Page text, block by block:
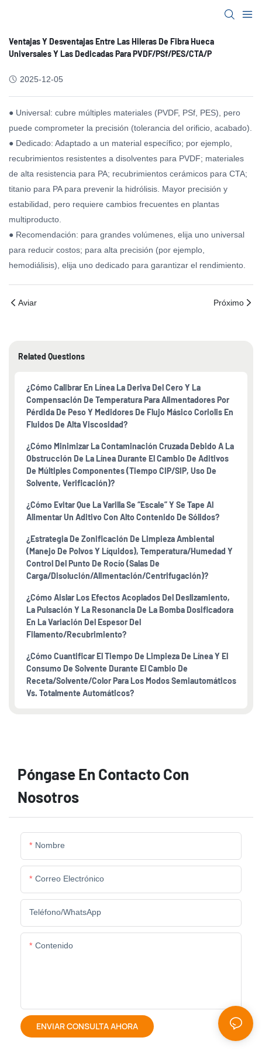
Ventajas Y Desventajas Entre Las Hileras De Fibra Hueca
Universales Y Las Dedicadas Para PVDF/PSf/PES/CTA/P
2025-12-05
● Universal: cubre múltiples materiales (PVDF, PSf, PES), pero
puede comprometer la precisión (tolerancia del orificio, acabado).
● Dedicado: Adaptado a un material específico; por ejemplo,
recubrimientos resistentes a disolventes para PVDF; materiales
de alta resistencia para PA; recubrimientos cerámicos para CTA;
titanio para PA para prevenir la hidrólisis. Mayor precisión y
estabilidad, pero requiere cambios frecuentes en plantas
multiproducto.
● Recomendación: para grandes volúmenes, elija uno universal
para reducir costos; para alta precisión (por ejemplo,
hemodiálisis), elija uno dedicado para garantizar el rendimiento.
Aviar Próximo
Related Questions
¿Cómo Calibrar En Línea La Deriva Del Cero Y La
Compensación De Temperatura Para Alimentadores Por
Pérdida De Peso Y Medidores De Flujo Másico Coriolis En
Fluidos De Alta Viscosidad?
¿Cómo Minimizar La Contaminación Cruzada Debido A La
Obstrucción De La Línea Durante El Cambio De Aditivos
De Múltiples Componentes (tiempo CIP/SIP, Uso De
Solvente, Verificación)?
¿Cómo Evitar Que La Varilla Se “escale” Y Se Tape Al
Alimentar Un Aditivo Con Alto Contenido De Sólidos?
¿Estrategia De Zonificación De Limpieza Ambiental
(manejo De Polvos Y Líquidos), Temperatura/humedad Y
Control Del Punto De Rocío (salas De
Carga/disolución/alimentación/centrifugación)?
¿Cómo Aislar Los Efectos Acoplados Del Deslizamiento,
La Pulsación Y La Resonancia De La Bomba Dosificadora
En La Variación Del Espesor Del
Filamento/recubrimiento?
¿Cómo Cuantificar El Tiempo De Limpieza De Línea Y El
Consumo De Solvente Durante El Cambio De
Receta/solvente/color Para Los Modos Semiautomáticos
Vs. Totalmente Automáticos?
Póngase En Contacto Con
Nosotros
Nombre
Correo Electrónico
Teléfono/WhatsApp
Contenido
ENVIAR CONSULTA AHORA